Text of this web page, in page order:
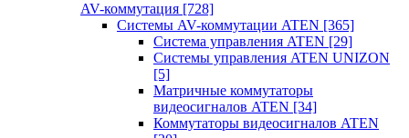
AV-коммутация [728]
Системы AV-коммутации ATEN [365]
Система управления ATEN [29]
Системы управления ATEN UNIZON
[5]
Матричные коммутаторы
видеосигналов ATEN [34]
Коммутаторы видеосигналов ATEN